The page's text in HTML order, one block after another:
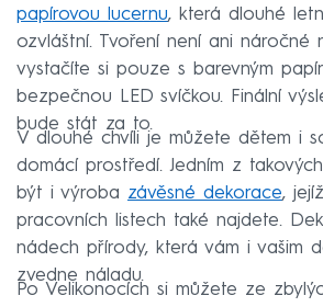
papírovou lucernu, která dlouhé
ozvláštní. Tvoření není ani náročné
vystačíte si pouze s barevným
bezpečnou LED svíčkou. Finální
bude stát za to.
V dlouhé chvíli je můžete dětem i
domácí prostředí. Jedním z
být i výroba závěsné dekorace,
pracovních listech také najdete.
nádech přírody, která vám i vašim
zvedne náladu.
Po Velikonocích si můžete ze